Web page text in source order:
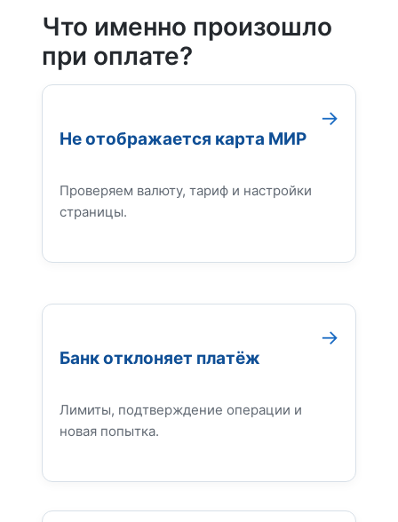
Что именно произошло
при оплате?
Не отображается карта МИР
Проверяем валюту, тариф и настройки
страницы.
Банк отклоняет платёж
Лимиты, подтверждение операции и
новая попытка.